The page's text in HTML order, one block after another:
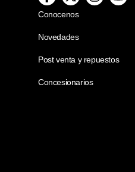
Conocenos
Novedades
Post venta y repuestos
Concesionarios